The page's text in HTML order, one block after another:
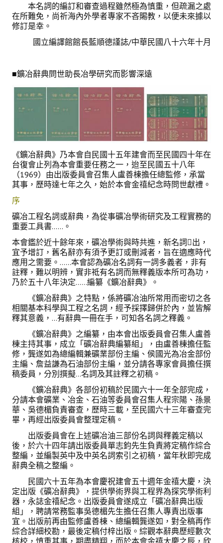
專題討論會論文集
鑽禧紀念冊
學會電子報
活動專區
年會活動
國際交流活動
兩岸交流活動
活動影片
相關連結
聯絡我們
(測試)
會員申請
會員登入
本名詞的編訂和審查過程雖然極為慎重，但疏漏之處
在所難免，尚祈海內外學者專家不吝賜教，以便未來據以
修訂是幸。
國立編譯館館長藍順德謹誌/中華民國八十六年十月
■鑛冶辭典問世助長冶學研究而影響深遠
《鑛冶辭典》乃本會自民國十五年建會而至民國四十年在
台復會止列為本會重要任務之一，迨至民國五十八年
（1969）由出版委員會召集人盧善棟擔任總監修，承當
其事，歷時達七年之久，始於本會金禧紀念時問世獻禮。
序
礦冶工程名詞或辭典，為從事礦冶學術研究及工程實務的
重要工具書……。
本會鑑於近十餘年來，礦冶學術與時共進，新名詞出，
宜予增訂，舊名辭亦有須予更訂或刪減者，旨在適應時代
應用之需要。……本會認為礦冶名詞有一詞多義者，非有
註釋，難以明辨，實非祗有名詞而無釋義版本所可為功，
乃於五十八年決定……編纂《鑛冶辭典》。
《鑛冶辭典》之特點，係將礦冶油所常用而密切之各
相關基本科學與工程之名詞，經予採擇歸併於內，並皆解
釋其意義，…有辭典一冊在手，可知各名詞之釋義。
《鑛冶辭典》之編纂，由本會出版委員會召集人盧善
棟主持其事，成立「礦冶辭典編纂組」，由盧善棟擔任監
修，龔遂如為總編輯兼礦業部份主編、侯國光為冶金部份
主編、詹益謙為石油部份主編，並分請各專家會員擔任撰
稿委員，分別撰擬…名詞及其註釋之初稿。
《鑛冶辭典》各部份初稿於民國六十一年全部完成，
分請本會礦業、冶金、石油等委員會召集人程宗陽、孫景
華、吳德楣負責審查，歷時三載，至民國六十三年審查完
畢，再經出版委員會整理定稿。
出版委員會在上述礦冶油三部份名詞與釋義定稿以
後，於六十四年請出版委員單志鈞先生負責將定稿作綜合
整編，並編製英中及中英名詞索引之初稿，當年秋即完成
辭典全稿之整編。
民國六十五年為本會慶祝建會五十週年金禧大慶，決
定出版《礦冶辭典》，提供學術界與工程界為探究學術利
器，永誌金禧紀念。出版委員會遂成立「礦冶辭典出版
組」，聘請常務監事吳德楣先生擔任召集人專責出版事
宜。出版前再由監修盧善棟、總編輯龔遂如，對全稿再作
綜合詳細校勘，最後定稿付梓出版。綜觀本辭典歷經數次